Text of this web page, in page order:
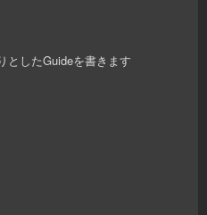
としたGuideを書きます